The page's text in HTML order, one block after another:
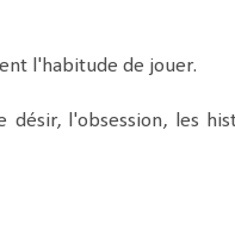
l'habitude de jouer.
désir, l'obsession, les